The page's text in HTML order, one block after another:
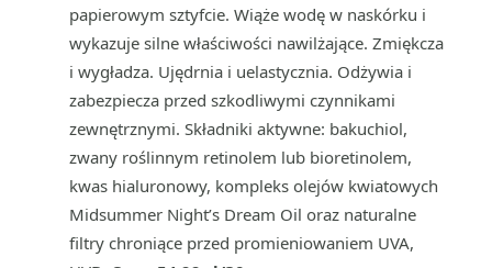
papierowym sztyfcie. Wiąże wodę w naskórku i
wykazuje silne właściwości nawilżające. Zmiękcza
i wygładza. Ujędrnia i uelastycznia. Odżywia i
zabezpiecza przed szkodliwymi czynnikami
zewnętrznymi. Składniki aktywne: bakuchiol,
zwany roślinnym retinolem lub bioretinolem,
kwas hialuronowy, kompleks olejów kwiatowych
Midsummer Night’s Dream Oil oraz naturalne
filtry chroniące przed promieniowaniem UVA,